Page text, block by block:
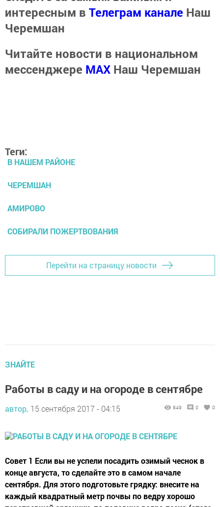
интересным в Телеграм канале Наш
Черемшан
Читайте новости в национальном
мессенджере MАХ Наш Черемшан
Теги:
В НАШЕМ РАЙОНЕ
ЧЕРЕМШАН
АМИРОВО
СОБИРАЛИ ПОЖЕРТВОВАНИЯ
Перейти на страницу новости
ЗНАЙТЕ
Работы в саду и на огороде в сентябре
автор, 15 сентября 2017 - 04:15 849 0 0
Совет 1 Если вы не успели посадить озимый чеснок в
конце августа, то сделайте это в самом начале
сентября. Для этого подготовьте грядку: внесите на
каждый квадратный метр почвы по ведру хорошо